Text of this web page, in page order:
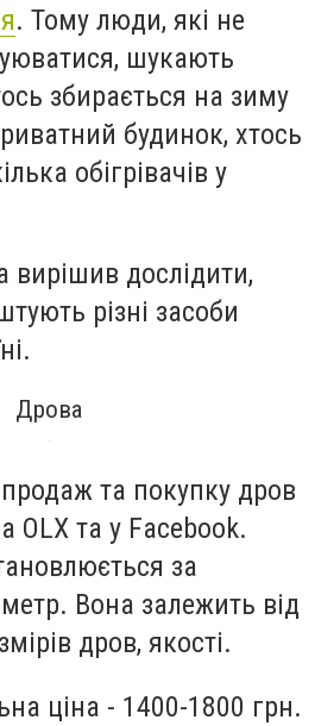
. Тому люди, які не
шукають
збирається на зиму
будинок, хтось
обігрівачів у
вирішив дослідити,
різні засоби
Дрова
та покупку дров
OLX та у Facebook.
за
Вона залежить від
дров, якості.
ціна - 1400-1800 грн.